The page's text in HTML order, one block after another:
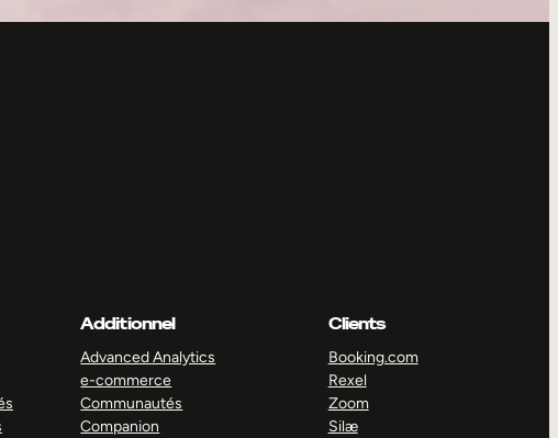
Additionnel
Advanced Analytics
e-commerce
Communautés
Companion
Clients
Booking.com
Rexel
Zoom
Silæ